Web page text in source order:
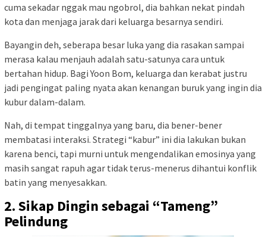
cuma sekadar nggak mau ngobrol, dia bahkan nekat pindah
kota dan menjaga jarak dari keluarga besarnya sendiri.
Bayangin deh, seberapa besar luka yang dia rasakan sampai
merasa kalau menjauh adalah satu-satunya cara untuk
bertahan hidup. Bagi Yoon Bom, keluarga dan kerabat justru
jadi pengingat paling nyata akan kenangan buruk yang ingin dia
kubur dalam-dalam.
Nah, di tempat tinggalnya yang baru, dia bener-bener
membatasi interaksi. Strategi “kabur” ini dia lakukan bukan
karena benci, tapi murni untuk mengendalikan emosinya yang
masih sangat rapuh agar tidak terus-menerus dihantui konflik
batin yang menyesakkan.
2. Sikap Dingin sebagai “Tameng”
Pelindung